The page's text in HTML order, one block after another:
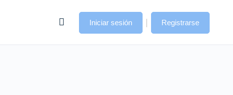
Iniciar sesión | Registrarse